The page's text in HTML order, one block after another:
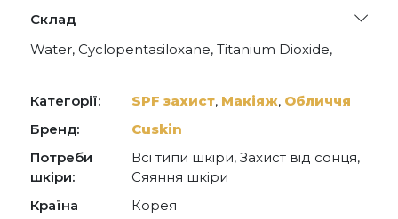
Склад
Water, Cyclopentasiloxane, Titanium Dioxide,
Dipropylene Glycol, Ethylhexyl Salicylate, Zinc
Oxide, Cyclohexasiloxane, Hexyl Laurate,
Disteardimonium Hectorite, Magnesium Sulfate,
Glycol, Ulmus Davidiana Root Extract, Amaranthus
Caudatus Seed Extract, Talc, Methyl Methacrylate
Copolymer, Dimethicone/Vinyl Dimethicone
Категорії: SPF захист, Макіяж, Обличчя
Бренд:
Cuskin
Потреби
шкіри:
Всі типи шкіри, Захист від сонця,
Сяяння шкіри
Країна
Корея